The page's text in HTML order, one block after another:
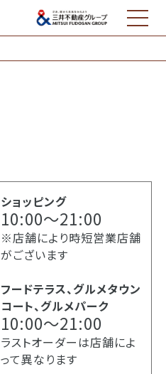
MENU
ショッピング
10:00～21:00
※店舗により時短営業店舗
がございます
フードテラス、グルメタウン
コート、グルメパーク
10:00～21:00
ラストオーダーは店舗によ
って異なります